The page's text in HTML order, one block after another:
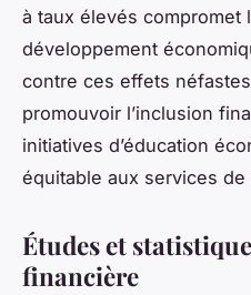
à taux élevés compromet
développement
contre ces effets
promouvoir l’inclusion
initiatives d’éducation
équitable aux services de
Études et
financière